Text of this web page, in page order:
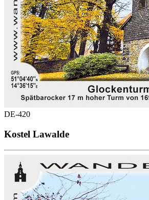
DE-420
Kostel Lawalde